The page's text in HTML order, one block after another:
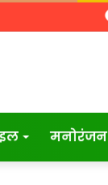
मनोरंजन